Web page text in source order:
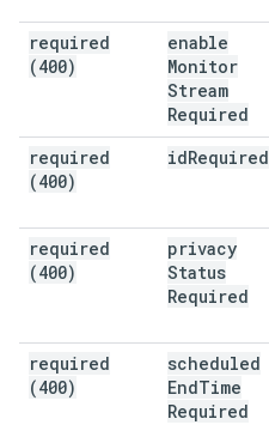
required
(400)
enable
Monitor
Stream
Required
required
(400)
idRequired
required
(400)
privacy
Status
Required
required
(400)
scheduled
EndTime
Required